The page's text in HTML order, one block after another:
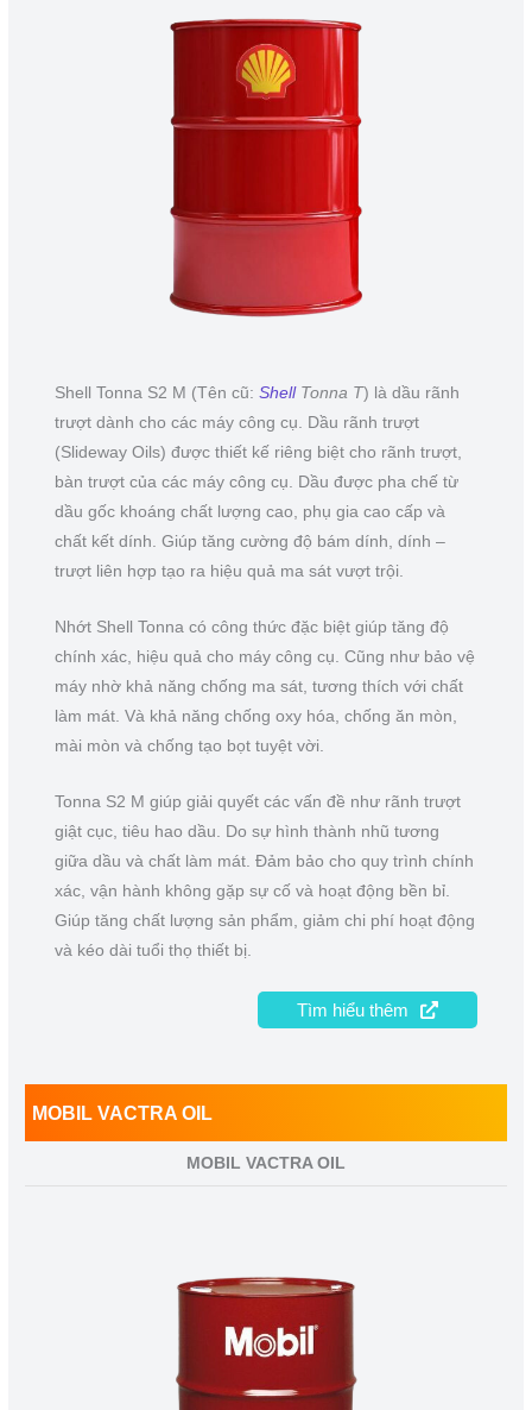
Shell Tonna S2 M (Tên cũ:ShellTonna T) là dầu rãnh
trượt dành cho các máy công cụ. Dầu rãnh trượt
(Slideway Oils) được thiết kế riêng biệt cho rãnh trượt,
bàn trượt của các máy công cụ. Dầu được pha chế từ
dầu gốc khoáng chất lượng cao, phụ gia cao cấp và
chất kết dính. Giúp tăng cường độ bám dính, dính –
trượt liên hợp tạo ra hiệu quả ma sát vượt trội.
Nhớt Shell Tonna có công thức đặc biệt giúp tăng độ
chính xác, hiệu quả cho máy công cụ. Cũng như bảo vệ
máy nhờ khả năng chống ma sát, tương thích với chất
làm mát. Và khả năng chống oxy hóa, chống ăn mòn,
mài mòn và chống tạo bọt tuyệt vời.
Tonna S2 M giúp giải quyết các vấn đề như rãnh trượt
giật cục, tiêu hao dầu. Do sự hình thành nhũ tương
giữa dầu và chất làm mát. Đảm bảo cho quy trình chính
xác, vận hành không gặp sự cố và hoạt động bền bỉ.
Giúp tăng chất lượng sản phẩm, giảm chi phí hoạt động
và kéo dài tuổi thọ thiết bị.
Tìm hiểu thêm
MOBIL VACTRA OIL
MOBIL VACTRA OIL